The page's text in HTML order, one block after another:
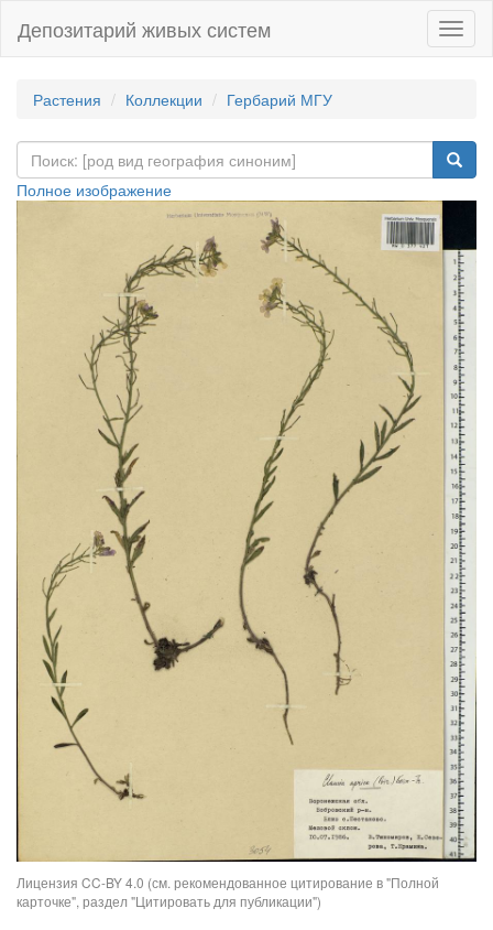
Депозитарий живых систем
Растения Коллекции Гербарий МГУ
Полное изображение
Лицензия CC-BY 4.0 (см. рекомендованное цитирование в "Полной
карточке", раздел "Цитировать для публикации")